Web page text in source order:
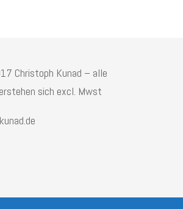
Christoph Kunad – alle
sich excl. Mwst